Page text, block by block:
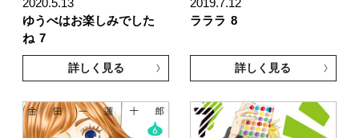
2020.5.13
ゆうべはお楽しみでした
ね 7
詳しく見る
2019.7.12
ラララ 8
詳しく見る